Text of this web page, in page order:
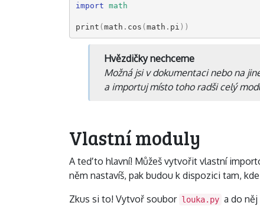
import math
print (math . cos (math . pi ))
Hvězdičky nechceme
Možná jsi v dokumentaci nebo na
a importuj místo toho radši celý
Vlastní moduly
A teď to hlavní! Můžeš vytvořit vlastní
něm nastavíš, pak budou k dispozici tam,
Zkus si to! Vytvoř soubor louka.py a do něj